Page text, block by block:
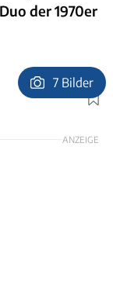
der 1970er
Foto: Andreas Weise
7 Bilder
ANZEIGE